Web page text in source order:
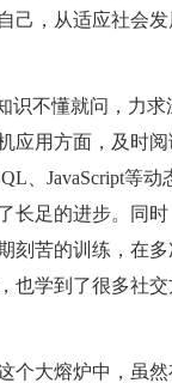
己，从适应社会
识不懂就问，力
应用方面，及时
、JavaScript等
长足的进步。同
刻苦的训练，在
也学到了很多社
大熔炉中，虽